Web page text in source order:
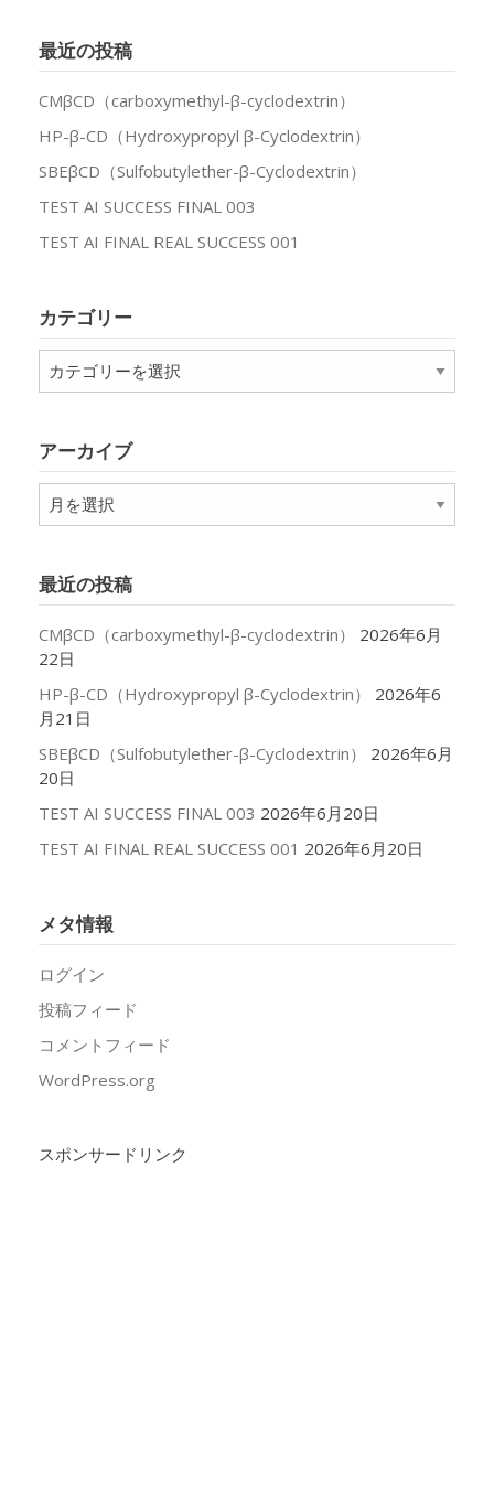
最近の投稿
CMβCD（carboxymethyl-β-cyclodextrin）
HP-β-CD（Hydroxypropyl β-Cyclodextrin）
SBEβCD（Sulfobutylether-β-Cyclodextrin）
TEST AI SUCCESS FINAL 003
TEST AI FINAL REAL SUCCESS 001
カテゴリー
テ
ー
アーカイブ
ア
ー
ブ
最近の投稿
CMβCD（carboxymethyl-β-cyclodextrin）
2026年6月
22日
HP-β-CD（Hydroxypropyl β-Cyclodextrin）
2026年6
月21日
SBEβCD（Sulfobutylether-β-Cyclodextrin）
2026年6月
20日
TEST AI SUCCESS FINAL 003 2026年6月20日
TEST AI FINAL REAL SUCCESS 001 2026年6月20日
メタ情報
ログイン
投稿フィード
コメントフィード
WordPress.org
スポンサードリンク